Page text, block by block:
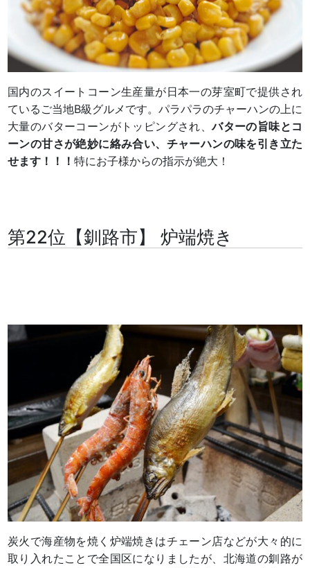
国内のスイートコーン生産量が日本一の芽室町で提供され
ているご当地B級グルメです。パラパラのチャーハンの上に
大量のバターコーンがトッピングされ、バターの旨味とコ
ーンの甘さが絶妙に絡み合い、チャーハンの味を引き立た
せます！！！ 特にお子様からの指示が絶大！
第22位【釧路市】 炉端焼き
炭火で海産物を焼く炉端焼きはチェーン店などが大々的に
取り入れたことで全国区になりましたが、北海道の釧路が